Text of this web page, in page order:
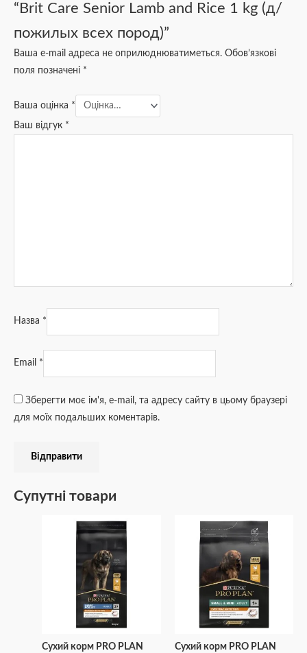
“Brit Care Senior Lamb and Rice 1 kg (д/
пожилых всех пород)”
Ваша e-mail адреса не оприлюднюватиметься. Обов’язкові
поля позначені *
Ваша оцінка *
Ваш відгук *
Назва *
Email *
Зберегти моє ім'я, e-mail, та адресу сайту в цьому браузері
для моїх подальших коментарів.
Супутні товари
Сухий корм PRO PLAN
Сухий корм PRO PLAN